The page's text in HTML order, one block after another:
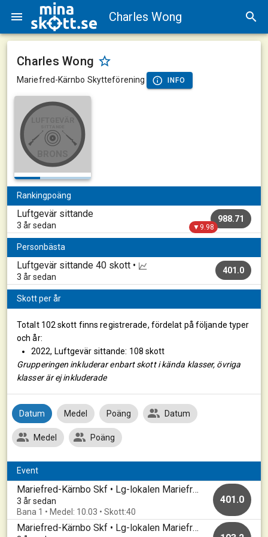
Charles Wong
Charles Wong
Mariefred-Kärnbo Skytteförening INFO
Rankingpoäng
Luftgevär sittande
3 år sedan
988.71
▼9.98
Personbästa
Luftgevär sittande 40 skott •
3 år sedan
401.0
Skott per år
Totalt 102 skott finns registrerade, fördelat på följande typer
och år:
2022, Luftgevär sittande: 108 skott
Grupperingen inkluderar enbart skott i kända klasser, övriga
klasser är ej inkluderade
Datum Medel Poäng Datum
Medel Poäng
Event
Mariefred-Kärnbo Skf • Lg-lokalen Mariefred • 20221115
3 år sedan
Bana 1 • Medel: 10.03 • Skott:40
401.0
Mariefred-Kärnbo Skf • Lg-lokalen Mariefred • 20221108